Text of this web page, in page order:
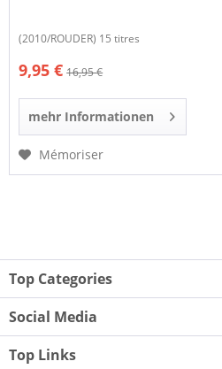
(2010/ROUDER) 15 titres
9,95 € 16,95 €
mehr Informationen
Mémoriser
Top Categories
Social Media
Top Links